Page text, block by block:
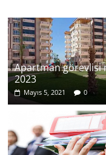
Apartman görevlisi
2023
Mayıs 5, 2021 0